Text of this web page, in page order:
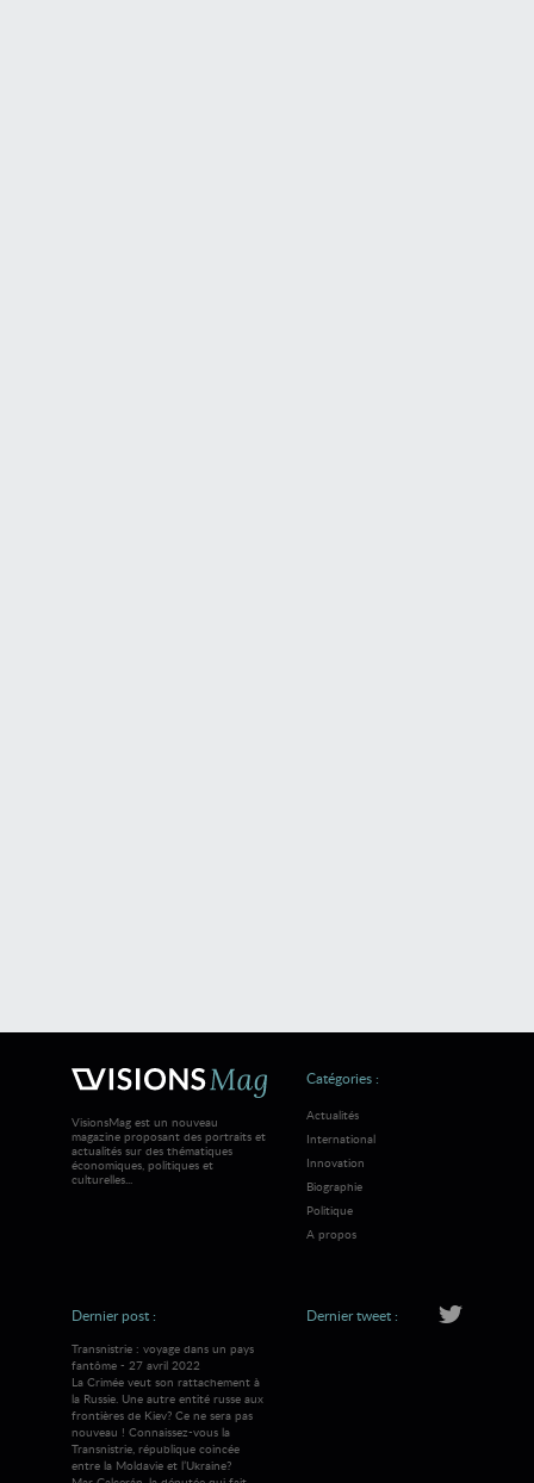
VisionsMag est un nouveau
magazine proposant des portraits et
actualités sur des thématiques
économiques, politiques et
culturelles...
Catégories :
Actualités
International
Innovation
Biographie
Politique
A propos
Dernier post :
Transnistrie : voyage dans un pays
fantôme - 27 avril 2022
La Crimée veut son rattachement à
la Russie. Une autre entité russe aux
frontières de Kiev? Ce ne sera pas
nouveau ! Connaissez-vous la
Transnistrie, république coincée
entre la Moldavie et l’Ukraine?
Dernier tweet :